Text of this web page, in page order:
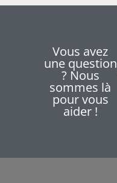
Vous avez
une question
? Nous
sommes là
pour vous
aider !